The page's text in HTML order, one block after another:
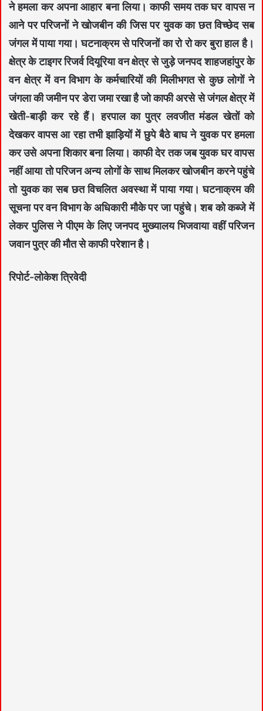
ने हमला कर अपना आहार बना लिया। काफी समय तक घर वापस न
आने पर परिजनों ने खोजबीन की जिस पर युवक का छत विच्छेद सब
जंगल में पाया गया। घटनाक्रम से परिजनों का रो रो कर बुरा हाल है।
क्षेत्र के टाइगर रिजर्व दियूरिया वन क्षेत्र से जुड़े जनपद शाहजहांपुर के
वन क्षेत्र में वन विभाग के कर्मचारियों की मिलीभगत से कुछ लोगों ने
जंगला की जमीन पर डेरा जमा रखा है जो काफी अरसे से जंगल क्षेत्र में
खेती-बाड़ी कर रहे हैं। हरपाल का पुत्र लवजीत मंडल खेतों को
देखकर वापस आ रहा तभी झाड़ियों में छुपे बैठे बाघ ने युवक पर हमला
कर उसे अपना शिकार बना लिया। काफी देर तक जब युवक घर वापस
नहीं आया तो परिजन अन्य लोगों के साथ मिलकर खोजबीन करने पहुंचे
तो युवक का सब छत विचलित अवस्था में पाया गया। घटनाक्रम की
सूचना पर वन विभाग के अधिकारी मौके पर जा पहुंचे। शब को कब्जे में
लेकर पुलिस ने पीएम के लिए जनपद मुख्यालय भिजवाया वहीं परिजन
जवान पुत्र की मौत से काफी परेशान है।
रिपोर्ट-लोकेश त्रिवेदी